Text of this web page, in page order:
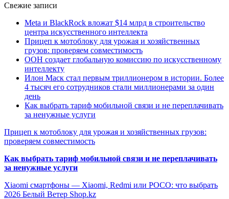
Свежие записи
Meta и BlackRock вложат $14 млрд в строительство
центра искусственного интеллекта
Прицеп к мотоблоку для урожая и хозяйственных
грузов: проверяем совместимость
ООН создает глобальную комиссию по искусственному
интеллекту
Илон Маск стал первым триллионером в истории. Более
4 тысяч его сотрудников стали миллионерами за один
день
Как выбрать тариф мобильной связи и не переплачивать
за ненужные услуги
Прицеп к мотоблоку для урожая и хозяйственных грузов:
проверяем совместимость
Как выбрать тариф мобильной связи и не переплачивать
за ненужные услуги
Xiaomi смартфоны — Xiaomi, Redmi или POCO: что выбрать
2026 Белый Ветер Shop.kz